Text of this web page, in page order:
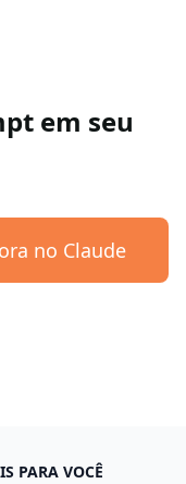
em seu
no Claude
PARA VOCÊ